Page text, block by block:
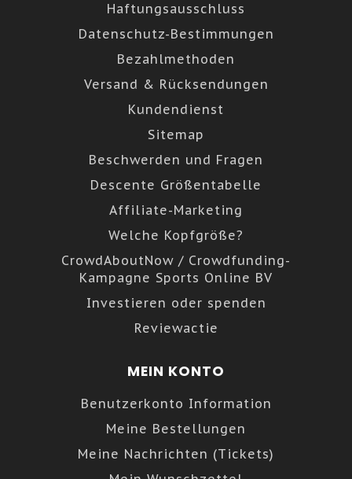
Haftungsausschluss
Datenschutz-Bestimmungen
Bezahlmethoden
Versand & Rücksendungen
Kundendienst
Sitemap
Beschwerden und Fragen
Descente Größentabelle
Affiliate-Marketing
Welche Kopfgröße?
CrowdAboutNow / Crowdfunding-
Kampagne Sports Online BV
Investieren oder spenden
Reviewactie
MEIN KONTO
Benutzerkonto Information
Meine Bestellungen
Meine Nachrichten (Tickets)